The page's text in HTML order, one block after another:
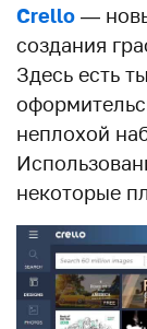
Crello —
создания
Здесь есть
неплохой
некоторые